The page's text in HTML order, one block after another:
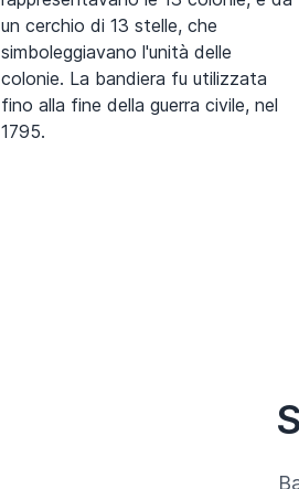
un cerchio di 13 stelle, che
simboleggiavano l'unità delle
colonie. La bandiera fu utilizzata
fino alla fine della guerra civile, nel
1795.